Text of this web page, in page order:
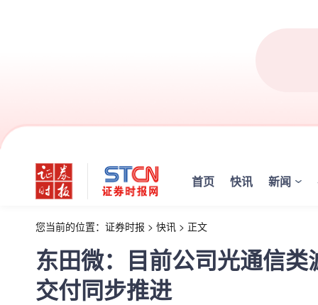
首页 快讯 新闻
您当前的位置： 证券时报 > 快讯 > 正文
东田微：目前公司光通信
交付同步推进